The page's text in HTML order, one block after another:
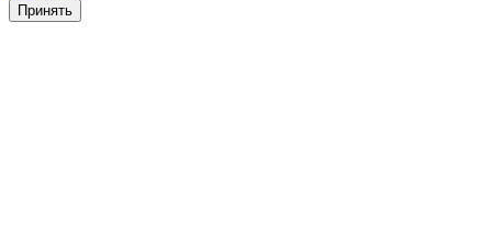
Принять